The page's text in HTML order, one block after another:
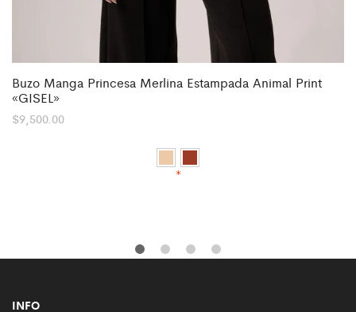
Buzo Manga Princesa Merlina Estampada Animal Print
«GISEL»
$9,500.00
*
INFO